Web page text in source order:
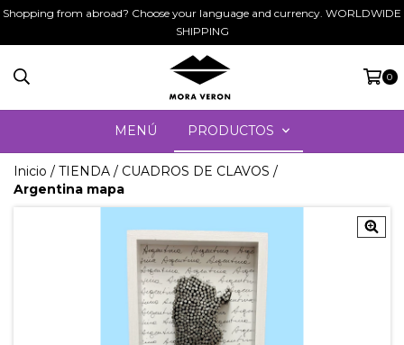
Shopping from abroad? Choose your language and currency. WORLDWIDE
SHIPPING
0
MENÚ PRODUCTOS
Inicio / TIENDA / CUADROS DE CLAVOS /
Argentina mapa